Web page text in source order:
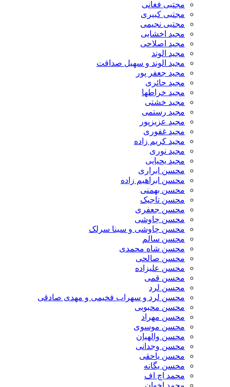
مجتبی فغانی
مجتبی کبیری
مجتبی نجیمی
مجید اخشابی
مجید اصلاحی
مجید الوند‎
مجید الوند و سهیل صداقت
مجید جعفر پور
مجید حائری
مجید خراطها
مجید خشتی
مجید رستمی
مجید عزیزپور
مجید غفوری
مجید کریم زاده
مجید نوری
مجید یحیایی
محسن ابراری
محسن ابراهیم زاده
محسن بهمنی
محسن تاجیک
محسن جعفری
محسن چاوشی
محسن چاوشی و سینا سرلک
محسن سالم
محسن شاه محمدی
محسن صالحی
محسن علیزاده
محسن قمی
محسن لرد
محسن لرد و سهراب فخیمی و مهدی صادقی
محسن محبوبی
محسن مهراد
محسن موسوی
محسن والهیان
محسن وجدانی
محسن یاحقی
محسن یگانه
محمد اچ اف